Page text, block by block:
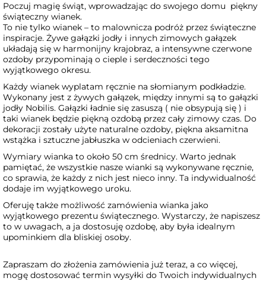
Poczuj magię świąt, wprowadzając do swojego domu piękny
świąteczny wianek.
To nie tylko wianek – to malownicza podróż przez świąteczne
inspiracje. Żywe gałązki jodły i innych zimowych gałązek
układają się w harmonijny krajobraz, a intensywne czerwone
ozdoby przypominają o cieple i serdeczności tego
wyjątkowego okresu.
Każdy wianek wyplatam ręcznie na słomianym podkładzie.
Wykonany jest z żywych gałązek, między innymi są to gałązki
jodły Nobilis. Gałązki ładnie się zasuszą ( nie obsypują się ) i
taki wianek będzie piękną ozdobą przez cały zimowy czas. Do
dekoracji zostały użyte naturalne ozdoby, piękna aksamitna
wstążka i sztuczne jabłuszka w odcieniach czerwieni.
Wymiary wianka to około 50 cm średnicy. Warto jednak
pamiętać, że wszystkie nasze wianki są wykonywane ręcznie,
co sprawia, że każdy z nich jest nieco inny. Ta indywidualność
dodaje im wyjątkowego uroku.
Oferuję także możliwość zamówienia wianka jako
wyjątkowego prezentu świątecznego. Wystarczy, że napiszesz
to w uwagach, a ja dostosuję ozdobę, aby była idealnym
upominkiem dla bliskiej osoby.
Zapraszam do złożenia zamówienia już teraz, a co więcej,
mogę dostosować termin wysyłki do Twoich indywidualnych